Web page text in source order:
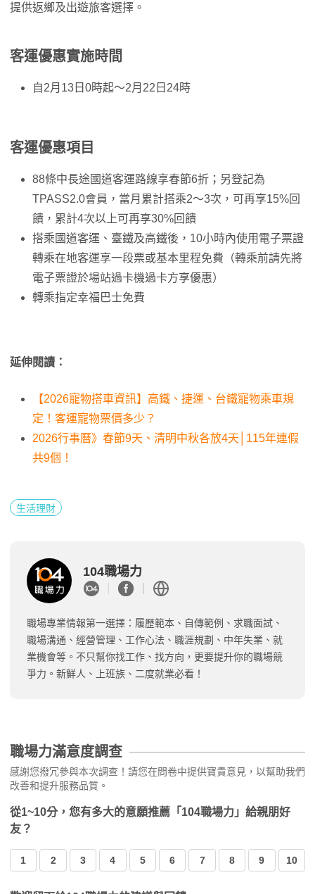
提供返鄉及出遊旅客選擇。
客運優惠實施時間
自2月13日0時起～2月22日24時
客運優惠項目
88條中長途國道客運路線享春節6折；另登記為
TPASS2.0會員，當月累計搭乘2～3次，可再享15%回
饋，累計4次以上可再享30%回饋
搭乘國道客運、臺鐵及高鐵後，10小時內使用電子票證
轉乘在地客運享一段票或基本里程免費（轉乘前請先將
電子票證於場站過卡機過卡方享優惠）
轉乘指定幸福巴士免費
延伸閱讀：
【2026寵物搭車資訊】高鐵、捷運、台鐵寵物乘車規
定！客運寵物票價多少？
2026行事曆》春節9天、清明中秋各放4天│115年連假
共9個！
生活理財
104職場力
職場專業情報第一選擇：履歷範本、自傳範例、求職面試、
職場溝通、經營管理、工作心法、職涯規劃、中年失業、就
業機會等。不只幫你找工作、找方向，更要提升你的職場競
爭力。新鮮人、上班族、二度就業必看！
職場力滿意度調查
感謝您撥冗參與本次調查！請您在問卷中提供寶貴意見，以幫助我們
改善和提升服務品質。
從1~10分，您有多大的意願推薦「104職場力」給親朋好
友？
1 2 3 4 5 6 7 8 9 10